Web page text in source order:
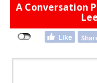
A Conversation